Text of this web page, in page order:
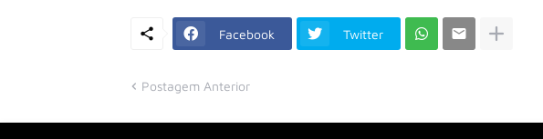
Facebook Twitter
Postagem Anterior